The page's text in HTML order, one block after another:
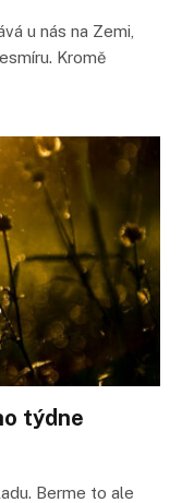
u nás na Zemi,
Kromě
týdne
Berme to ale